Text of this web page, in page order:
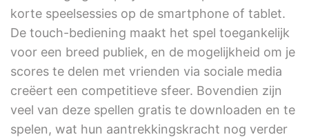
korte speelsessies op de smartphone of tablet.
De touch-bediening maakt het spel toegankelijk
voor een breed publiek, en de mogelijkheid om je
scores te delen met vrienden via sociale media
creëert een competitieve sfeer. Bovendien zijn
veel van deze spellen gratis te downloaden en te
spelen, wat hun aantrekkingskracht nog verder